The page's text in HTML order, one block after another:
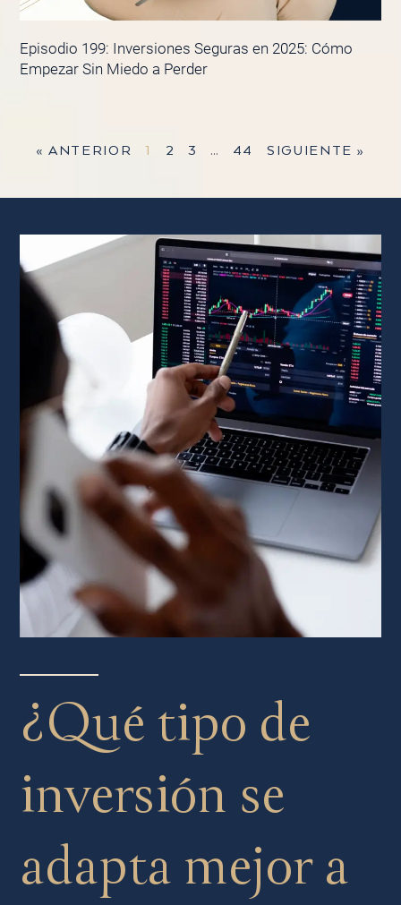
Episodio 199: Inversiones Seguras en 2025: Cómo
Empezar Sin Miedo a Perder
« ANTERIOR 1 2 3 … 44 SIGUIENTE »
¿Qué tipo de
inversión se
adapta mejor a